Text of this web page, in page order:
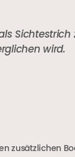
wird.
zusätzlichen